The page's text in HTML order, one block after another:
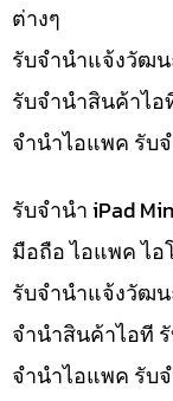
ต่างๆ
รับจํานําแจ้งวัฒ
รับจำนำสินค้าไ
จำนำไอแพค รับ
รับจำนำ iPad
มือถือ ไอแพค ไ
รับจํานําแจ้งวัฒน
จำนำสินค้าไอที
จำนำไอแพค รับ